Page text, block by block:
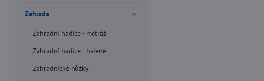
Zahrada
Zahradní hadice - metráž
Zahradní hadice - balené
Zahradnické nůžky